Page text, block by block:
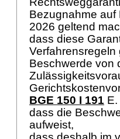
Bezugnahme auf
2026 geltend
dass diese
Beschwerde von
BGE 150 I 191 E.
dass die
aufweist,